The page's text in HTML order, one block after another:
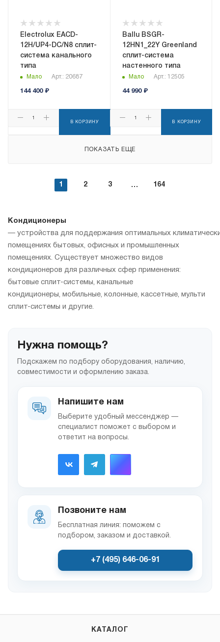
Electrolux EACD-
12H/UP4-DC/N8 сплит-
система канального
типа
Мало Арт.: 20687
144 400₽
В КОРЗИНУ
Ballu BSGR-
12HN1_22Y Greenland
сплит-система
настенного типа
Мало Арт.: 12505
44 990₽
В КОРЗИНУ
ПОКАЗАТЬ ЕЩЕ
1 2 3 164
Кондиционеры
— устройства для поддержания оптимальных
помещениях бытовых, офисных и промышленных
помещениях. Существует множество видов
кондиционеров для различных сфер применения:
бытовые сплит-системы, канальные
кондиционеры, мобильные, колонные, кассетные, мульти
сплит-системы и другие.
Нужна помощь?
Подскажем по подбору оборудования, наличию,
совместимости и оформлению заказа.
Напишите нам
Выберите удобный мессенджер —
специалист поможет с выбором и
ответит на вопросы.
Позвоните нам
Бесплатная линия: поможем с
подбором, заказом и доставкой.
+7 (495) 646-06-91
КАТАЛОГ